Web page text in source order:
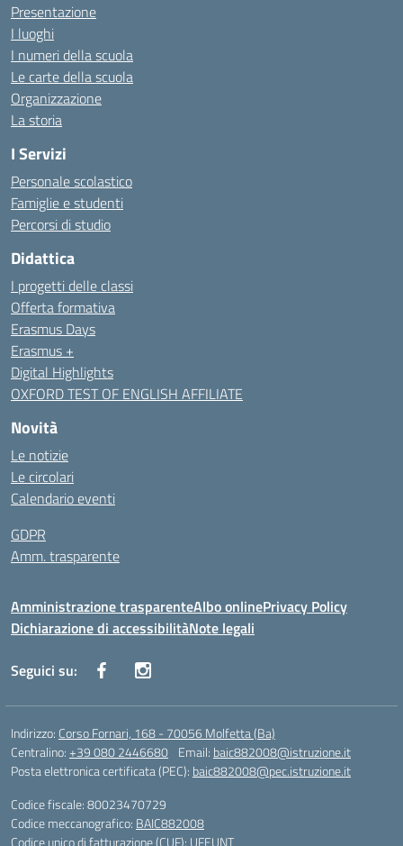
Presentazione
I luoghi
I numeri della scuola
Le carte della scuola
Organizzazione
La storia
I Servizi
Personale scolastico
Famiglie e studenti
Percorsi di studio
Didattica
I progetti delle classi
Offerta formativa
Erasmus Days
Erasmus +
Digital Highlights
OXFORD TEST OF ENGLISH AFFILIATE
Novità
Le notizie
Le circolari
Calendario eventi
GDPR
Amm. trasparente
Amministrazione trasparenteAlbo onlinePrivacy Policy
Dichiarazione di accessibilitàNote legali
Seguici su:
Indirizzo: Corso Fornari, 168 - 70056 Molfetta (Ba)
Centralino:+39 080 2446680 Email: baic882008@istruzione.it
Posta elettronica certificata (PEC): baic882008@pec.istruzione.it
Codice fiscale: 80023470729
Codice meccanografico: BAIC882008
Codice unico di fatturazione (CUF): UFEUNT